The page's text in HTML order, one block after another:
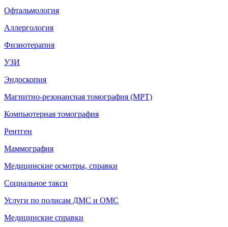
Офтальмология
Аллергология
Физиотерапия
УЗИ
Эндоскопия
Магнитно-резонансная томография (МРТ)
Компьютерная томография
Рентген
Маммография
Медицинские осмотры, справки
Социальное такси
Услуги по полисам ДМС и ОМС
Медицинские справки